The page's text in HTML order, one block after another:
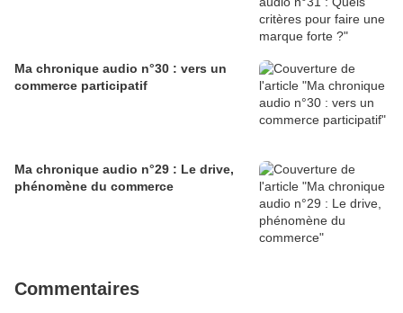
Ma chronique audio n°30 : vers un
commerce participatif
Ma chronique audio n°29 : Le drive,
phénomène du commerce
Commentaires